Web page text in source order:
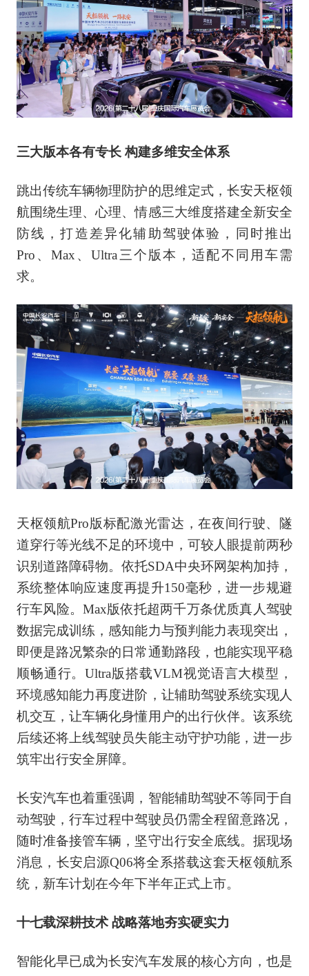
三大版本各有专长 构建多维安全体系
跳出传统车辆物理防护的思维定式，长安天枢领
航围绕生理、心理、情感三大维度搭建全新安全
防线，打造差异化辅助驾驶体验，同时推出
Pro、Max、Ultra三个版本，适配不同用车需
求。
天枢领航Pro版标配激光雷达，在夜间行驶、隧
道穿行等光线不足的环境中，可较人眼提前两秒
识别道路障碍物。依托SDA中央环网架构加持，
系统整体响应速度再提升150毫秒，进一步规避
行车风险。Max版依托超两千万条优质真人驾驶
数据完成训练，感知能力与预判能力表现突出，
即便是路况繁杂的日常通勤路段，也能实现平稳
顺畅通行。Ultra版搭载VLM视觉语言大模型，
环境感知能力再度进阶，让辅助驾驶系统实现人
机交互，让车辆化身懂用户的出行伙伴。该系统
后续还将上线驾驶员失能主动守护功能，进一步
筑牢出行安全屏障。
长安汽车也着重强调，智能辅助驾驶不等同于自
动驾驶，行车过程中驾驶员仍需全程留意路况，
随时准备接管车辆，坚守出行安全底线。据现场
消息，长安启源Q06将全系搭载这套天枢领航系
统，新车计划在今年下半年正式上市。
十七载深耕技术 战略落地夯实硬实力
智能化早已成为长安汽车发展的核心方向，也是